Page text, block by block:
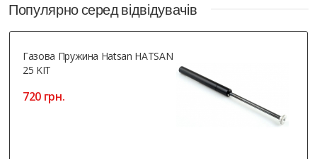
Популярно серед відвідувачів
Газова Пружина Hatsan HATSAN
25 KIT
720 грн.